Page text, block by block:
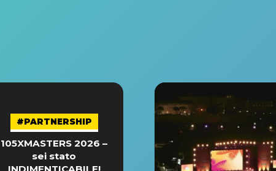
#PARTNERSHIP
105XMASTERS 2026 –
sei stato